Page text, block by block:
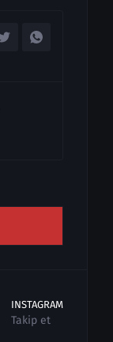
INSTAGRAM
Takip et